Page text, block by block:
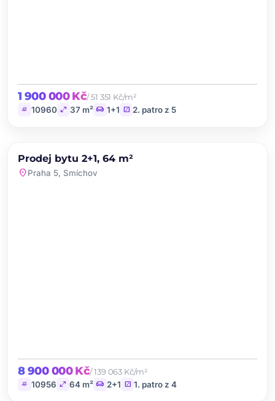
1 900 000 Kč/ 51 351 Kč/m²
tag 10960 open_in_full 37 m² chair 1+1 stairs 2. patro z 5
PRODEJ
Prodej bytu 2+1, 64 m²
location_onPraha 5, Smíchov
8 900 000 Kč/ 139 063 Kč/m²
tag 10956 open_in_full 64 m² chair 2+1 stairs 1. patro z 4